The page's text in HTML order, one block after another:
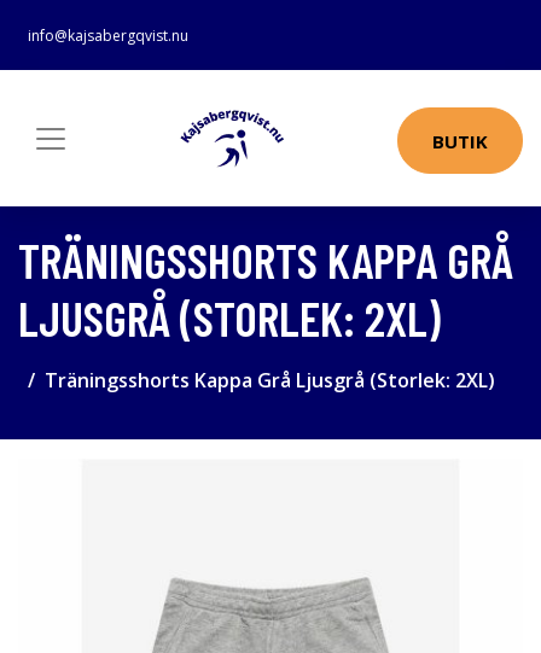
info@kajsabergqvist.nu
BUTIK
TRÄNINGSSHORTS KAPPA GRÅ
LJUSGRÅ (STORLEK: 2XL)
Träningsshorts Kappa Grå Ljusgrå (Storlek: 2XL)